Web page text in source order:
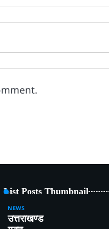
List Posts Thumbnail
NEWS
उत्तराखण्ड